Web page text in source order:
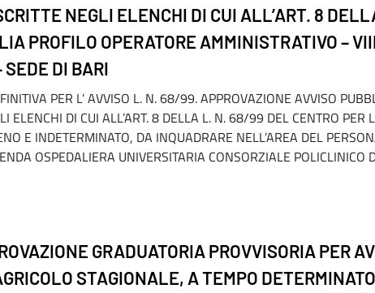
NEGLI ELENCHI DI CUI ALL’ART. 8
PROFILO OPERATORE AMMINISTRATIVO –
SEDE DI BARI
PER L’ AVVISO L. N. 68/99. APPROVAZIONE AVVISO
ELENCHI DI CUI ALL’ART. 8 DELLA L. N. 68/99 DEL CENTRO PER
E INDETERMINATO, DA INQUADRARE NELL’AREA DEL
OSPEDALIERA UNIVERSITARIA CONSORZIALE POLICLINICO
GRADUATORIA PROVVISORIA PER
STAGIONALE, A TEMPO